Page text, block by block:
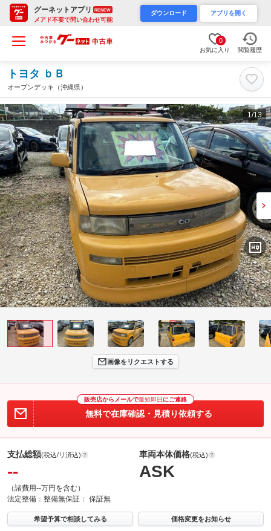
グーネットアプリ RENEW
メアド不要で問い合わせ可能
ダウンロード アプリを開く
0
お気に入り 閲覧履歴
トヨタ ｂＢ
オープンデッキ（沖縄県）
1/13
画像をリクエストする
販売店からメールで最短即日 にご連絡
無料で在庫確認・見積り依頼する
支払総額(税込/リ済込)
--
（諸費用--万円を含む）
車両本体価格(税込)
ASK
法定整備： 整備無保証： 保証無
希望予算で相談してみる 価格変更をお知らせ